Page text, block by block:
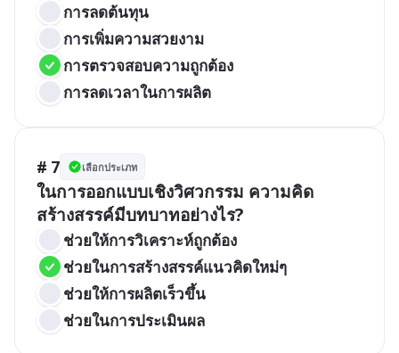
การลดต้นทุน
การเพิ่มความสวยงาม
การตรวจสอบความถูกต้อง
การลดเวลาในการผลิต
# 7 เลือกประเภท
ในการออกแบบเชิงวิศวกรรม ความคิด
สร้างสรรค์มีบทบาทอย่างไร?
ช่วยให้การวิเคราะห์ถูกต้อง
ช่วยในการสร้างสรรค์แนวคิดใหม่ๆ
ช่วยให้การผลิตเร็วขึ้น
ช่วยในการประเมินผล